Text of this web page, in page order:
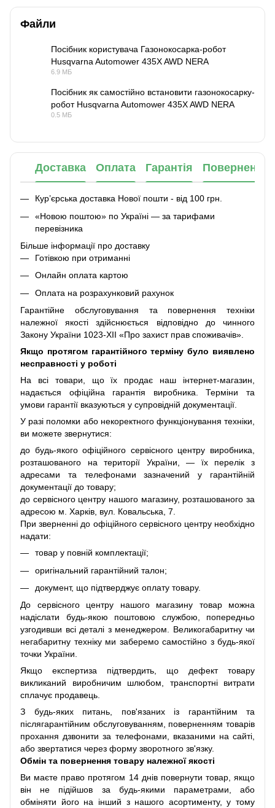
Файли
Посібник користувача Газонокосарка-робот
Husqvarna Automower 435X AWD NERA
6.9 МБ
Посібник як самостійно встановити газонокосарку-
робот Husqvarna Automower 435X AWD NERA
0.5 МБ
Доставка Оплата Гарантія Повернення
Кур’єрська доставка Нової пошти - від 100 грн.
«Новою поштою» по Україні — за тарифами
перевізника
Більше інформації про доставку
Готівкою при отриманні
Онлайн оплата картою
Оплата на розрахунковий рахунок
Гарантійне обслуговування та повернення техніки
належної якості здійснюється відповідно до чинного
Закону України 1023-XII «Про захист прав споживачів».
Якщо протягом гарантійного терміну було виявлено
несправності у роботі
На всі товари, що їх продає наш інтернет-магазин,
надається офіційна гарантія виробника. Терміни та
умови гарантії вказуються у супровідній документації.
У разі поломки або некоректного функціонування техніки,
ви можете звернутися:
до будь-якого офіційного сервісного центру виробника,
розташованого на території України, — їх перелік з
адресами та телефонами зазначений у гарантійній
документації до товару;
до сервісного центру нашого магазину, розташованого за
адресою м. Харків, вул. Ковальська, 7.
При зверненні до офіційного сервісного центру необхідно
надати:
товар у повній комплектації;
оригінальний гарантійний талон;
документ, що підтверджує оплату товару.
До сервісного центру нашого магазину товар можна
надіслати будь-якою поштовою службою, попередньо
узгодивши всі деталі з менеджером. Великогабаритну чи
негабаритну техніку ми заберемо самостійно з будь-якої
точки України.
Якщо експертиза підтвердить, що дефект товару
викликаний виробничим шлюбом, транспортні витрати
сплачує продавець.
З будь-яких питань, пов'язаних із гарантійним та
післягарантійним обслуговуванням, поверненням товарів
прохання дзвонити за телефонами, вказаними на сайті,
або звертатися через форму зворотного зв'язку.
Обмін та повернення товару належної якості
Ви маєте право протягом 14 днів повернути товар, якщо
він не підійшов за будь-якими параметрами, або
обміняти його на інший з нашого асортименту, у тому